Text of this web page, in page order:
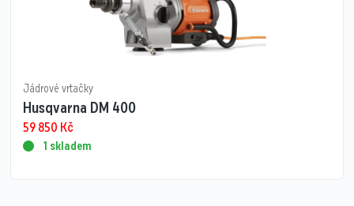
Jádrové vrtačky
Husqvarna DM 400
59 850 Kč
1 skladem